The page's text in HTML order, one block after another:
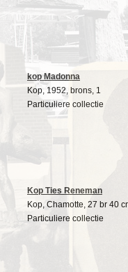
kop Madonna
Kop, 1952, brons, 1
Particuliere collectie
Kop Ties Reneman
Kop, Chamotte, 27 br 40
Particuliere collectie